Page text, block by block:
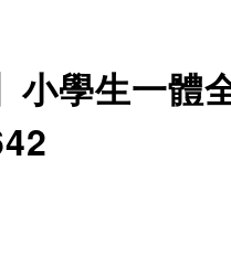
小學生一體